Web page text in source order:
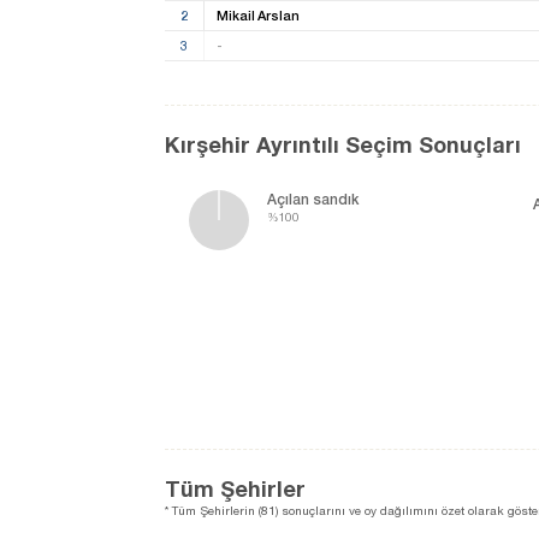
2 Mikail Arslan
3 -
Kırşehir Ayrıntılı Seçim Sonuçları
Açılan sandık
%100
Tüm Şehirler
* Tüm Şehirlerin (81) sonuçlarını ve oy dağılımını özet olarak